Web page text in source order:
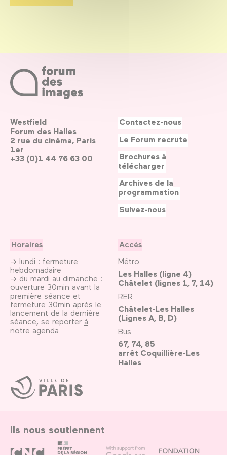
Ville
de
Paris
Westfield
Forum des Halles
2 rue du cinéma, Paris
1er
+33 (0)1 44 76 63 00
Horaires
→ lundi : fermeture
hebdomadaire
→ du mardi au dimanche :
ouverture 30min avant la
première séance et
fermeture 30min après le
lancement de la dernière
séance, se reporter à
notre agenda
Accès
Métro
Les Halles (ligne 4)
Châtelet (lignes 1, 7, 14)
RER
Châtelet-Les Halles
(Lignes A, B, D)
Bus
67, 74, 85
arrêt Coquillière-Les
Halles
Contactez-nous
Le Forum recrute
Brochures à
télécharger
Archives de la
programmation
Suivez-nous
Ils nous soutiennent